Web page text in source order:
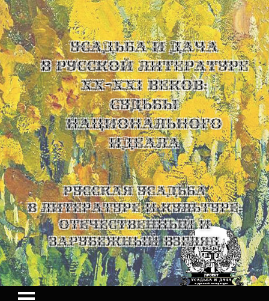
УСАДЬБА И ДАЧА
В РУССКОЙ ЛИТЕРАТУРЕ
XX-XXI ВЕКОВ:
СУДЬБЫ
НАЦИОНАЛЬНОГО
ИДЕАЛА
Русская усадьба
в литературе и культуре:
отечественный и
зарубежный взгляд